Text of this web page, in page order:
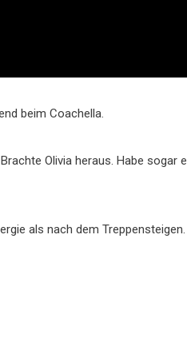
beim Coachella.
Olivia heraus. Habe sogar
als nach dem Treppensteigen.